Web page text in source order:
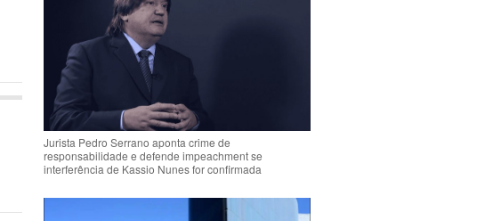
Jurista Pedro Serrano aponta crime de
responsabilidade e defende impeachment se
interferência de Kassio Nunes for confirmada